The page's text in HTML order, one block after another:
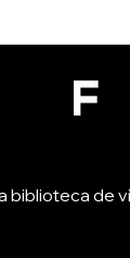
biblioteca de